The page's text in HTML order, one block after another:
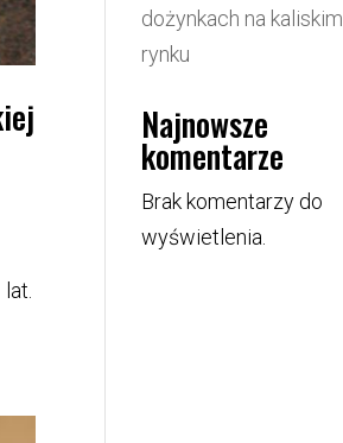
dożynkach na kaliskim
rynku
Najnowsze
komentarze
Brak komentarzy do
wyświetlenia.